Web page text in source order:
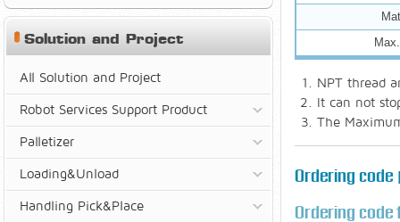
NPT thread
It can not
The
Ordering code
Ordering
Solution and Project
All Solution and Project
Robot Services Support Product
Palletizer
Loading&Unload
Handling Pick&Place